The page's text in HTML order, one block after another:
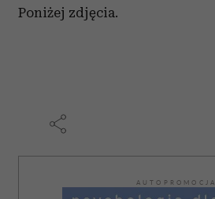
Poniżej zdjęcia.
AUTOPROMOCJA